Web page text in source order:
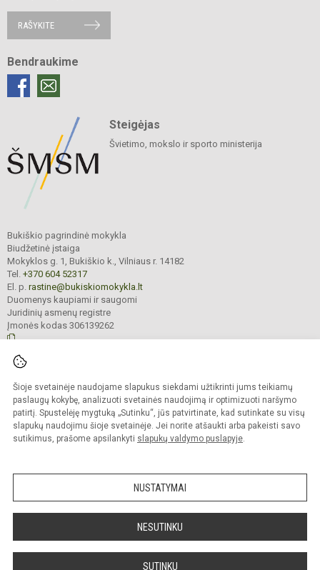
Šioje svetainėje naudojame slapukus siekdami užtikrinti jums teikiamų
paslaugų kokybę, analizuoti svetainės naudojimą ir optimizuoti naršymo
patirtį. Spustelėję mygtuką „Sutinku“, jūs patvirtinate, kad sutinkate su visų
slapukų naudojimu šioje svetainėje. Jei norite atšaukti arba pakeisti savo
sutikimus, prašome apsilankyti slapukų valdymo puslapyje.
NUSTATYMAI
NESUTINKU
SUTINKU
RAŠYKITE
Bendraukime
Steigėjas
Švietimo, mokslo ir sporto ministerija
Bukiškio pagrindinė mokykla
Biudžetinė įstaiga
Mokyklos g. 1, Bukiškio k., Vilniaus r. 14182
Tel. +370 604 52317
El. p. rastine@bukiskiomokykla.lt
Duomenys kaupiami ir saugomi
Juridinių asmenų registre
Įmonės kodas 306139262
Kopijuoti turinį be raštiško Bukiškio pagrindinės mokyklos administracijos
sutikimo griežtai draudžiama.
Prieinamumo paraiška Slapukų valdymas
Sumanus būdas atnaujinti